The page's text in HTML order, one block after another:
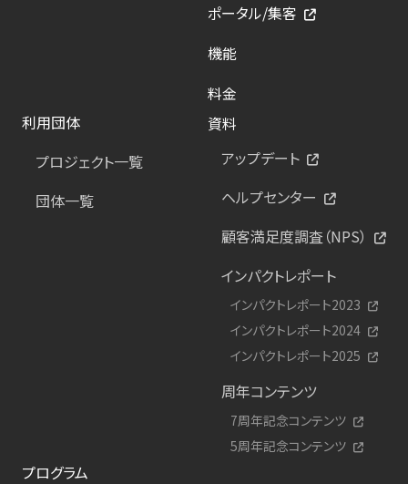
ポータル/集客
機能
料金
利用団体
プロジェクト一覧
団体一覧
資料
アップデート
ヘルプセンター
顧客満足度調査（NPS）
インパクトレポート
インパクトレポート2023
インパクトレポート2024
インパクトレポート2025
周年コンテンツ
7周年記念コンテンツ
5周年記念コンテンツ
プログラム